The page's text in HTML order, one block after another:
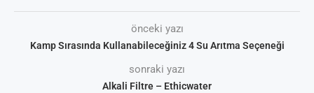
önceki yazı
Kamp Sırasında Kullanabileceğiniz 4 Su Arıtma Seçeneği
sonraki yazı
Alkali Filtre – Ethicwater